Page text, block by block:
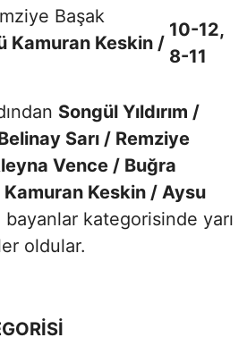
Başak
Kamuran Keskin /
10-12,
8-11
Songül Yıldırım /
Sarı / Remziye
Vence / Buğra
Kamuran Keskin / Aysu
bayanlar kategorisinde yarı
oldular.